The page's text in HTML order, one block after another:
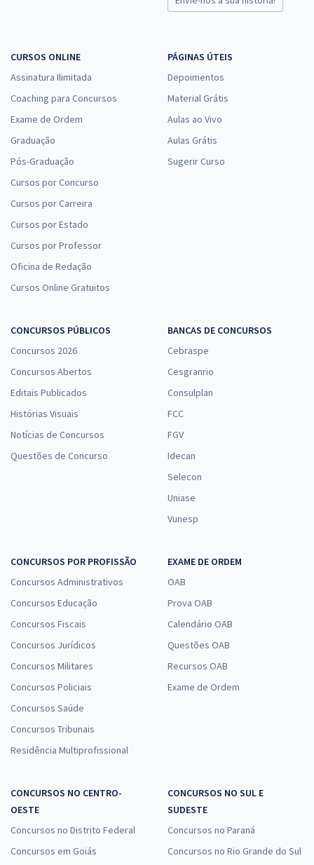
CURSOS ONLINE
Assinatura Ilimitada
Coaching para Concursos
Exame de Ordem
Graduação
Pós-Graduação
Cursos por Concurso
Cursos por Carreira
Cursos por Estado
Cursos por Professor
Oficina de Redação
Cursos Online Gratuitos
PÁGINAS ÚTEIS
Depoimentos
Material Grátis
Aulas ao Vivo
Aulas Grátis
Sugerir Curso
CONCURSOS PÚBLICOS
Concursos 2026
Concursos Abertos
Editais Publicados
Histórias Visuais
Notícias de Concursos
Questões de Concurso
BANCAS DE CONCURSOS
Cebraspe
Cesgranrio
Consulplan
FCC
FGV
Idecan
Selecon
Uniase
Vunesp
CONCURSOS POR PROFISSÃO
Concursos Administrativos
Concursos Educação
Concursos Fiscais
Concursos Jurídicos
Concursos Militares
Concursos Policiais
Concursos Saúde
Concursos Tribunais
Residência Multiprofissional
EXAME DE ORDEM
OAB
Prova OAB
Calendário OAB
Questões OAB
Recursos OAB
Exame de Ordem
CONCURSOS NO CENTRO-
OESTE
Concursos no Distrito Federal
Concursos em Goiás
CONCURSOS NO SUL E
SUDESTE
Concursos no Paraná
Concursos no Rio Grande do Sul